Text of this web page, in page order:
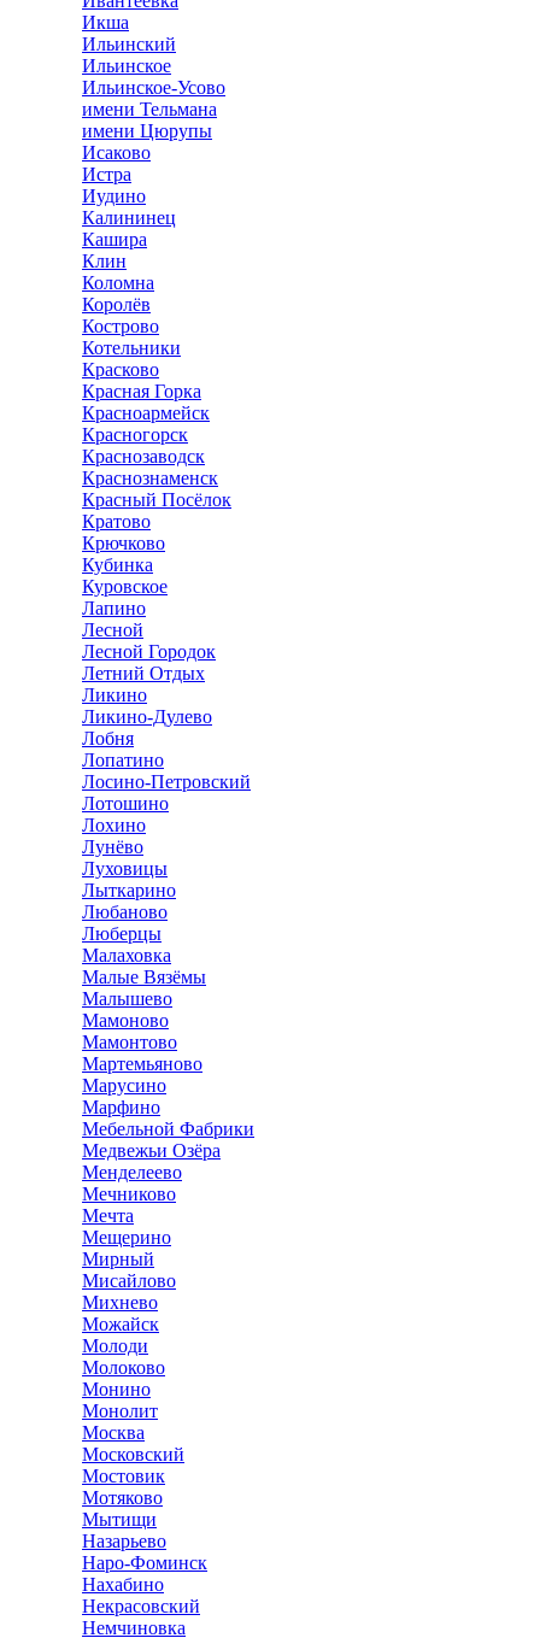
Икша
Ильинский
Ильинское
Ильинское-Усово
имени Тельмана
имени Цюрупы
Исаково
Истра
Иудино
Калининец
Кашира
Клин
Коломна
Королёв
Кострово
Котельники
Красково
Красная Горка
Красноармейск
Красногорск
Краснозаводск
Краснознаменск
Красный Посёлок
Кратово
Крючково
Кубинка
Куровское
Лапино
Лесной
Лесной Городок
Летний Отдых
Ликино
Ликино-Дулево
Лобня
Лопатино
Лосино-Петровский
Лотошино
Лохино
Лунёво
Луховицы
Лыткарино
Любаново
Люберцы
Малаховка
Малые Вязёмы
Малышево
Мамоново
Мамонтово
Мартемьяново
Марусино
Марфино
Мебельной Фабрики
Медвежьи Озёра
Менделеево
Мечниково
Мечта
Мещерино
Мирный
Мисайлово
Михнево
Можайск
Молоди
Молоково
Монино
Монолит
Москва
Московский
Мостовик
Мотяково
Мытищи
Назарьево
Наро-Фоминск
Нахабино
Некрасовский
Немчиновка